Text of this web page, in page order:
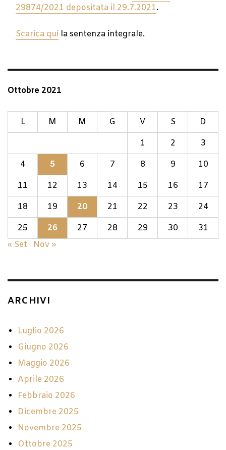
29874/2021 depositata il 29.7.2021.
Scarica qui la sentenza integrale.
Ottobre 2021
L M M G V S
D
1
2
3
4
5 6 7 8 9
10
11
12 13 14 15 16
17
18
19 20 21 22 23
24
25
26 27 28 29 30
31
« Set
Nov »
ARCHIVI
Luglio 2026
Giugno 2026
Maggio 2026
Aprile 2026
Febbraio 2026
Dicembre 2025
Novembre 2025
Ottobre 2025